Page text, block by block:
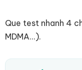
Que test nhanh 4
MDMA...).